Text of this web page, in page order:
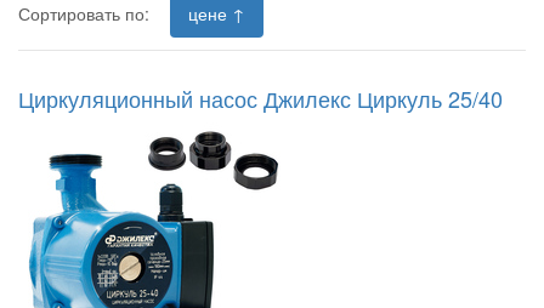
Сортировать по: цене ↑
Циркуляционный насос Джилекс Циркуль 25/40